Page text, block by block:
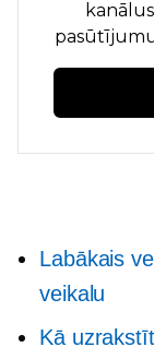
Labākais
veikalu
Kā